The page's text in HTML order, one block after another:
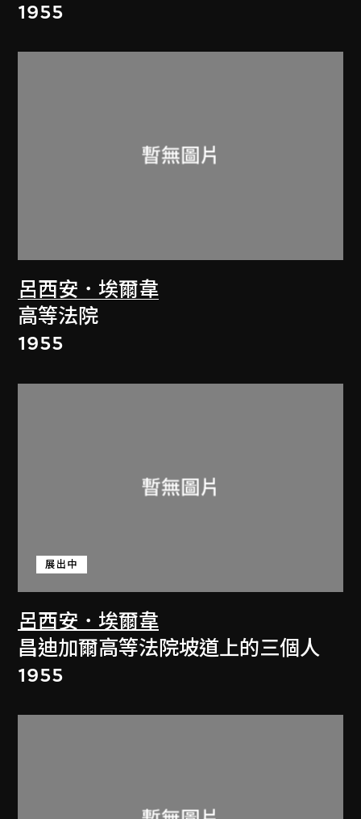
1955
呂西安．埃爾韋
高等法院
1955
呂西安．埃爾韋
展出中
昌迪加爾高等法院坡道上的三個人
1955